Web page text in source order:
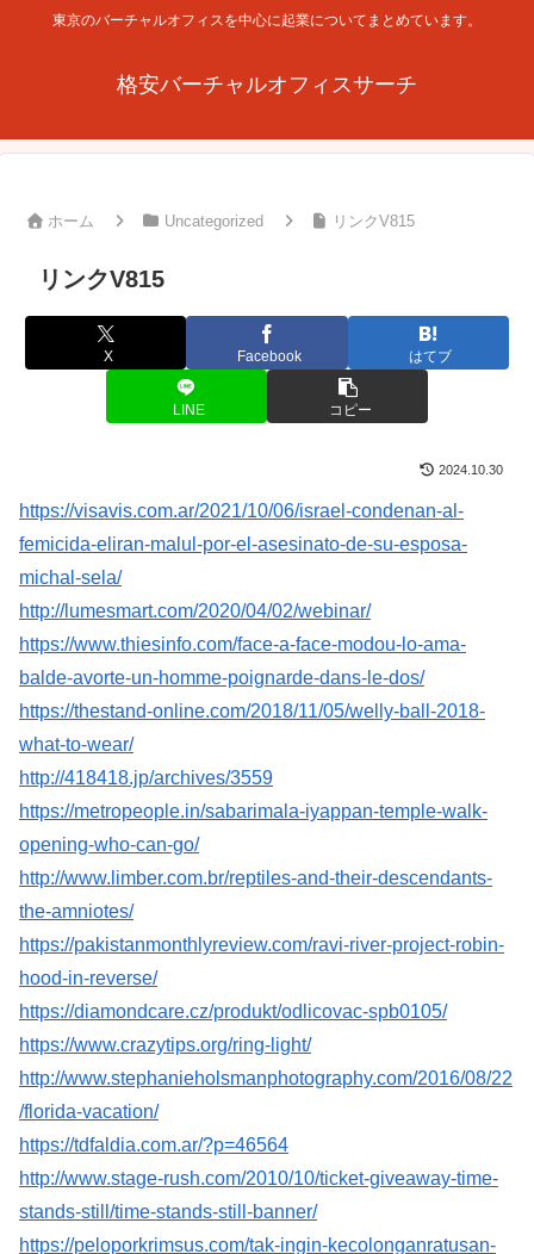
東京のバーチャルオフィスを中心に起業についてまとめています。
格安バーチャルオフィスサーチ
ホーム Uncategorized リンクV815
リンクV815
X Facebook はてブ
LINE コピー
2024.10.30
https://visavis.com.ar/2021/10/06/israel-condenan-al-
femicida-eliran-malul-por-el-asesinato-de-su-esposa-
michal-sela/
http://lumesmart.com/2020/04/02/webinar/
https://www.thiesinfo.com/face-a-face-modou-lo-ama-
balde-avorte-un-homme-poignarde-dans-le-dos/
https://thestand-online.com/2018/11/05/welly-ball-2018-
what-to-wear/
http://418418.jp/archives/3559
https://metropeople.in/sabarimala-iyappan-temple-walk-
opening-who-can-go/
http://www.limber.com.br/reptiles-and-their-descendants-
the-amniotes/
https://pakistanmonthlyreview.com/ravi-river-project-robin-
hood-in-reverse/
https://diamondcare.cz/produkt/odlicovac-spb0105/
https://www.crazytips.org/ring-light/
http://www.stephanieholsmanphotography.com/2016/08/22
/florida-vacation/
https://tdfaldia.com.ar/?p=46564
http://www.stage-rush.com/2010/10/ticket-giveaway-time-
stands-still/time-stands-still-banner/
https://peloporkrimsus.com/tak-ingin-kecolonganratusan-